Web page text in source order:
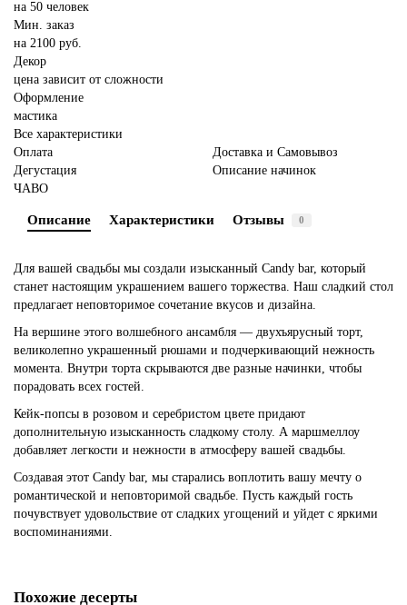
на 50 человек
Мин. заказ
на 2100 руб.
Декор
цена зависит от сложности
Оформление
мастика
Все характеристики
Оплата
Доставка и Самовывоз
Дегустация
Описание начинок
ЧАВО
Описание Характеристики Отзывы 0
Для вашей свадьбы мы создали изысканный Candy bar, который
станет настоящим украшением вашего торжества. Наш сладкий стол
предлагает неповторимое сочетание вкусов и дизайна.
На вершине этого волшебного ансамбля — двухъярусный торт,
великолепно украшенный рюшами и подчеркивающий нежность
момента. Внутри торта скрываются две разные начинки, чтобы
порадовать всех гостей.
Кейк-попсы в розовом и серебристом цвете придают
дополнительную изысканность сладкому столу. А маршмеллоу
добавляет легкости и нежности в атмосферу вашей свадьбы.
Создавая этот Candy bar, мы старались воплотить вашу мечту о
романтической и неповторимой свадьбе. Пусть каждый гость
почувствует удовольствие от сладких угощений и уйдет с яркими
воспоминаниями.
Похожие десерты